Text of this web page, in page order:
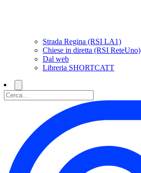
Strada Regina (RSI LA1)
Chiese in diretta (RSI ReteUno)
Dal web
Libreria SHORTCATT